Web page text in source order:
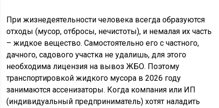
При жизнедеятельности человека всегда образуются
отходы (мусор, отбросы, нечистоты), и немалая их часть
– жидкое вещество. Самостоятельно его с частного,
дачного, садового участка не удалишь, для этого
необходима лицензия на вывоз ЖБО. Поэтому
транспортировкой жидкого мусора в 2026 году
занимаются ассенизаторы. Когда компания или ИП
(индивидуальный предприниматель) хотят наладить